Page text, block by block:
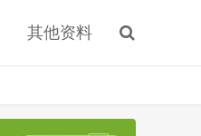
其他资料